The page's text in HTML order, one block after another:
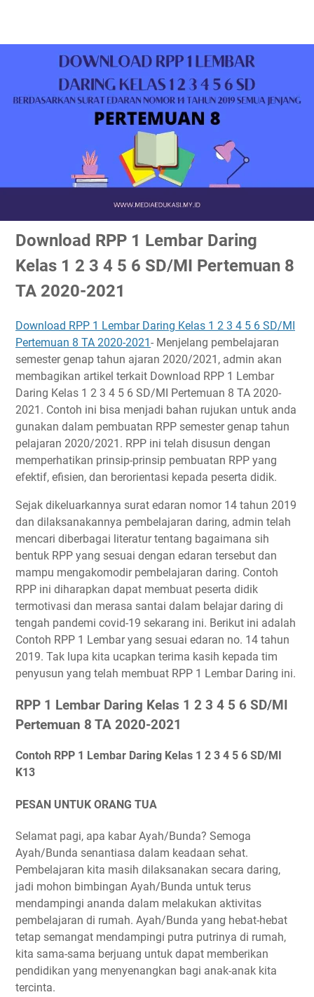
Download RPP 1 Lembar Daring
Kelas 1 2 3 4 5 6 SD/MI Pertemuan 8
TA 2020-2021
Download RPP 1 Lembar Daring Kelas 1 2 3 4 5 6 SD/MI
Pertemuan 8 TA 2020-2021- Menjelang pembelajaran
semester genap tahun ajaran 2020/2021, admin akan
membagikan artikel terkait Download RPP 1 Lembar
Daring Kelas 1 2 3 4 5 6 SD/MI Pertemuan 8 TA 2020-
2021. Contoh ini bisa menjadi bahan rujukan untuk anda
gunakan dalam pembuatan RPP semester genap tahun
pelajaran 2020/2021. RPP ini telah disusun dengan
memperhatikan prinsip-prinsip pembuatan RPP yang
efektif, efisien, dan berorientasi kepada peserta didik.
Sejak dikeluarkannya surat edaran nomor 14 tahun 2019
dan dilaksanakannya pembelajaran daring, admin telah
mencari diberbagai literatur tentang bagaimana sih
bentuk RPP yang sesuai dengan edaran tersebut dan
mampu mengakomodir pembelajaran daring. Contoh
RPP ini diharapkan dapat membuat peserta didik
termotivasi dan merasa santai dalam belajar daring di
tengah pandemi covid-19 sekarang ini. Berikut ini adalah
Contoh RPP 1 Lembar yang sesuai edaran no. 14 tahun
2019. Tak lupa kita ucapkan terima kasih kepada tim
penyusun yang telah membuat RPP 1 Lembar Daring ini.
RPP 1 Lembar Daring Kelas 1 2 3 4 5 6 SD/MI
Pertemuan 8 TA 2020-2021
Contoh RPP 1 Lembar Daring Kelas 1 2 3 4 5 6 SD/MI
K13
PESAN UNTUK ORANG TUA
Selamat pagi, apa kabar Ayah/Bunda? Semoga
Ayah/Bunda senantiasa dalam keadaan sehat.
Pembelajaran kita masih dilaksanakan secara daring,
jadi mohon bimbingan Ayah/Bunda untuk terus
mendampingi ananda dalam melakukan aktivitas
pembelajaran di rumah. Ayah/Bunda yang hebat-hebat
tetap semangat mendampingi putra putrinya di rumah,
kita sama-sama berjuang untuk dapat memberikan
pendidikan yang menyenangkan bagi anak-anak kita
tercinta.